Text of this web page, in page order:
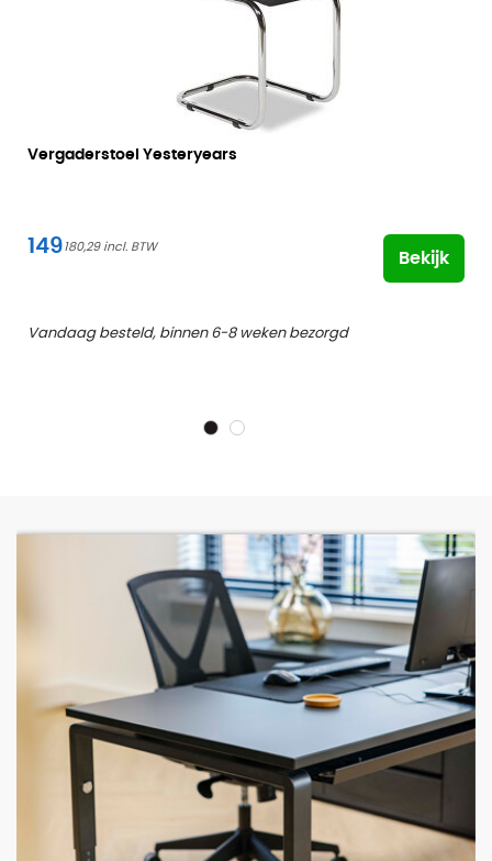
Vergaderstoel Yesteryears
149180,29
Bekijk
Vandaag besteld, binnen 6-8 weken bezorgd